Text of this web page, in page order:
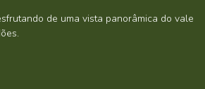
de uma vista panorâmica do vale